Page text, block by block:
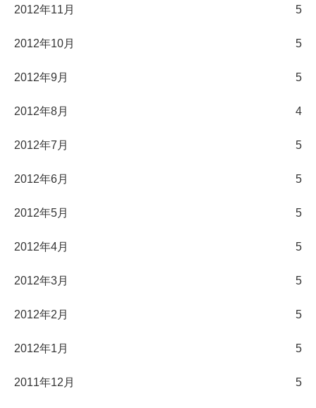
2012年11月 5
2012年10月 5
2012年9月 5
2012年8月 4
2012年7月 5
2012年6月 5
2012年5月 5
2012年4月 5
2012年3月 5
2012年2月 5
2012年1月 5
2011年12月 5